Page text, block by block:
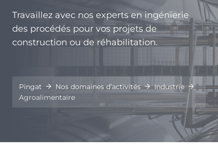
Travaillez avec nos experts en ingénierie
des procédés pour vos projets de
construction ou de réhabilitation.
Pingat Nos domaines d’activités
Industrie
Agroalimentaire